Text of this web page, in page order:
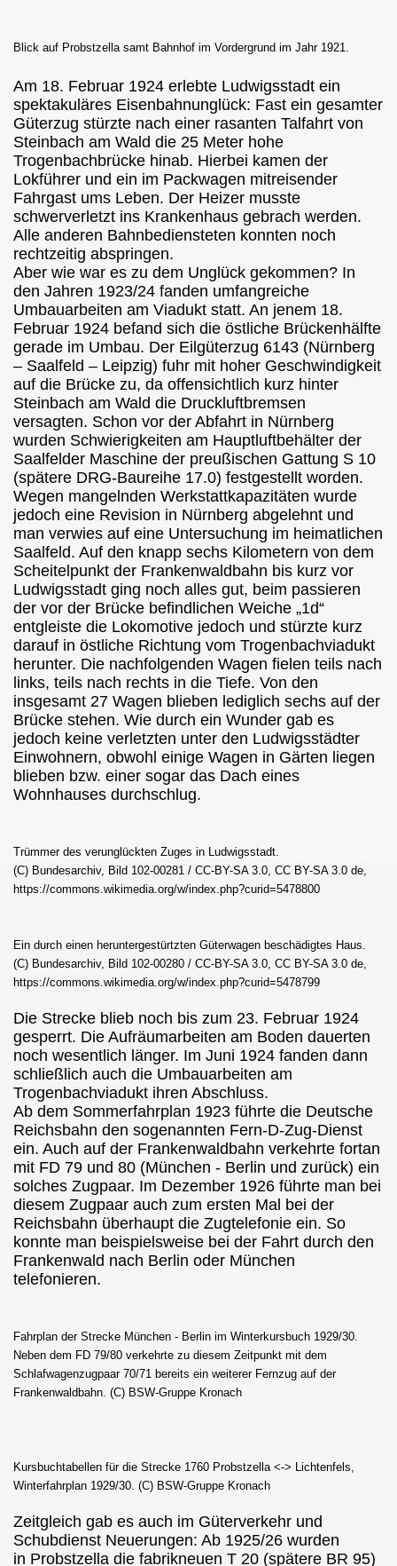
Blick auf Probstzella samt Bahnhof im Vordergrund im Jahr 1921.
Am 18. Februar 1924 erlebte Ludwigsstadt ein
spektakuläres Eisenbahnunglück: Fast ein gesamter
Güterzug stürzte nach einer rasanten Talfahrt von
Steinbach am Wald die 25 Meter hohe
Trogenbachbrücke hinab. Hierbei kamen der
Lokführer und ein im Packwagen mitreisender
Fahrgast ums Leben. Der Heizer musste
schwerverletzt ins Krankenhaus gebrach werden.
Alle anderen Bahnbediensteten konnten noch
rechtzeitig abspringen.
Aber wie war es zu dem Unglück gekommen? In
den Jahren 1923/24 fanden umfangreiche
Umbauarbeiten am Viadukt statt. An jenem 18.
Februar 1924 befand sich die östliche Brückenhälfte
gerade im Umbau. Der Eilgüterzug 6143 (Nürnberg
– Saalfeld – Leipzig) fuhr mit hoher Geschwindigkeit
auf die Brücke zu, da offensichtlich kurz hinter
Steinbach am Wald die Druckluftbremsen
versagten. Schon vor der Abfahrt in Nürnberg
wurden Schwierigkeiten am Hauptluftbehälter der
Saalfelder Maschine der preußischen Gattung S 10
(spätere DRG-Baureihe 17.0) festgestellt worden.
Wegen mangelnden Werkstattkapazitäten wurde
jedoch eine Revision in Nürnberg abgelehnt und
man verwies auf eine Untersuchung im heimatlichen
Saalfeld. Auf den knapp sechs Kilometern von dem
Scheitelpunkt der Frankenwaldbahn bis kurz vor
Ludwigsstadt ging noch alles gut, beim passieren
der vor der Brücke befindlichen Weiche „1d“
entgleiste die Lokomotive jedoch und stürzte kurz
darauf in östliche Richtung vom Trogenbachviadukt
herunter. Die nachfolgenden Wagen fielen teils nach
links, teils nach rechts in die Tiefe. Von den
insgesamt 27 Wagen blieben lediglich sechs auf der
Brücke stehen. Wie durch ein Wunder gab es
jedoch keine verletzten unter den Ludwigsstädter
Einwohnern, obwohl einige Wagen in Gärten liegen
blieben bzw. einer sogar das Dach eines
Wohnhauses durchschlug.
Trümmer des verunglückten Zuges in Ludwigsstadt.
(C) Bundesarchiv, Bild 102-00281 / CC-BY-SA 3.0, CC BY-SA 3.0 de,
https://commons.wikimedia.org/w/index.php?curid=5478800
Ein durch einen heruntergestürtzten Güterwagen beschädigtes Haus.
(C) Bundesarchiv, Bild 102-00280 / CC-BY-SA 3.0, CC BY-SA 3.0 de,
https://commons.wikimedia.org/w/index.php?curid=5478799
Die Strecke blieb noch bis zum 23. Februar 1924
gesperrt. Die Aufräumarbeiten am Boden dauerten
noch wesentlich länger. Im Juni 1924 fanden dann
schließlich auch die Umbauarbeiten am
Trogenbachviadukt ihren Abschluss.
Ab dem Sommerfahrplan 1923 führte die Deutsche
Reichsbahn den sogenannten Fern-D-Zug-Dienst
ein. Auch auf der Frankenwaldbahn verkehrte fortan
mit FD 79 und 80 (München - Berlin und zurück) ein
solches Zugpaar. Im Dezember 1926 führte man bei
diesem Zugpaar auch zum ersten Mal bei der
Reichsbahn überhaupt die Zugtelefonie ein. So
konnte man beispielsweise bei der Fahrt durch den
Frankenwald nach Berlin oder München
telefonieren.
Fahrplan der Strecke München - Berlin im Winterkursbuch 1929/30.
Neben dem FD 79/80 verkehrte zu diesem Zeitpunkt mit dem
Schlafwagenzugpaar 70/71 bereits ein weiterer Fernzug auf der
Frankenwaldbahn. (C) BSW-Gruppe Kronach
Kursbuchtabellen für die Strecke 1760 Probstzella <-> Lichtenfels,
Winterfahrplan 1929/30. (C) BSW-Gruppe Kronach
Zeitgleich gab es auch im Güterverkehr und
Schubdienst Neuerungen: Ab 1925/26 wurden
in Probstzella die fabrikneuen T 20 (spätere BR 95)